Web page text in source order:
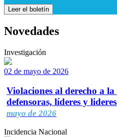
Leer el boletín
Novedades
Investigación
02 de mayo de 2026
Violaciones al derecho a
defensoras, líderes y
mayo de 2026
Incidencia Nacional